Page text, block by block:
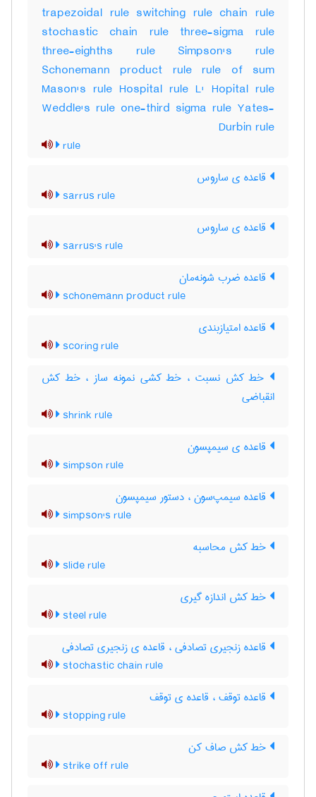
trapezoidal rule switching rule chain rule
stochastic chain rule three-sigma rule
three-eighths rule Simpson's rule
Schonemann product rule rule of sum
Mason's rule Hospital rule L' Hopital rule
Weddle's rule one-third sigma rule Yates-
Durbin rule
rule
قاعده ی ساروس
sarrus rule
قاعده ی ساروس
sarrus's rule
قاعده ضرب شونه‌مان
schonemann product rule
قاعده امتیازبندی
scoring rule
خط کش نسبت ، خط کشی نمونه ساز ، خط کش
انقباضی
shrink rule
قاعده ی سیمپسون
simpson rule
قاعده سیمپ‌سون ، دستور سیمپسون
simpson's rule
خط کش محاسبه
slide rule
خط کش اندازه گیری
steel rule
قاعده زنجیری تصادفی ، قاعده ی زنجیری تصادفی
stochastic chain rule
قاعده توقف ، قاعده ی توقف
stopping rule
خط کش صاف کن
strike off rule